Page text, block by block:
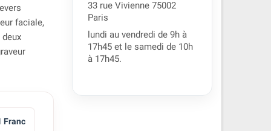
faciale,
deux
Franc
33 rue Vivienne 75002
Paris
lundi au vendredi de 9h à
17h45 et le samedi de 10h
à 17h45.